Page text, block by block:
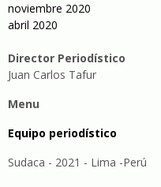
noviembre 2020
abril 2020
Director Periodístico
Juan Carlos Tafur
Menu
Equipo periodístico
Sudaca - 2021 - Lima -Perú